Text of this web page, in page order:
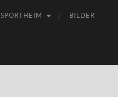
SPORTHEIM BILDER